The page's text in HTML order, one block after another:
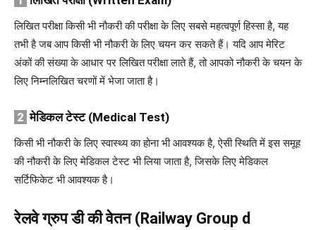
लिखित परीक्षा किसी भी नौकरी की परीक्षा के लिए सबसे महत्वपूर्ण हिस्सा है, यह
तभी है जब आप किसी भी नौकरी के लिए चयन कर सकते हैं। यदि आप मेरिट
अंकों की संख्या के आधार पर लिखित परीक्षा लाते हैं, तो आपको नौकरी के चयन के
लिए निम्नलिखित चरणों में भेजा जाता है।
2 मेडिकल टेस्ट(Medical Test)
किसी भी नौकरी के लिए स्वास्थ्य का होना भी आवश्यक है, ऐसी स्थिति में इस समूह
की नौकरी के लिए मेडिकल टेस्ट भी लिया जाता है, जिसके लिए मेडिकल
सर्टिफिकेट भी आवश्यक है।
रेलवे ग्रुप डी की वेतन (Railway Group d